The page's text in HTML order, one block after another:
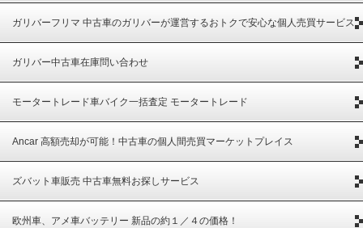
ガリバーフリマ 中古車のガリバーが運営するおトクで安心な個人売買サービス
ガリバー中古車在庫問い合わせ
モータートレード車バイク一括査定 モータートレード
Ancar 高額売却が可能！中古車の個人間売買マーケットプレイス
ズバット車販売 中古車無料お探しサービス
欧州車、アメ車バッテリー 新品の約１／４の価格！